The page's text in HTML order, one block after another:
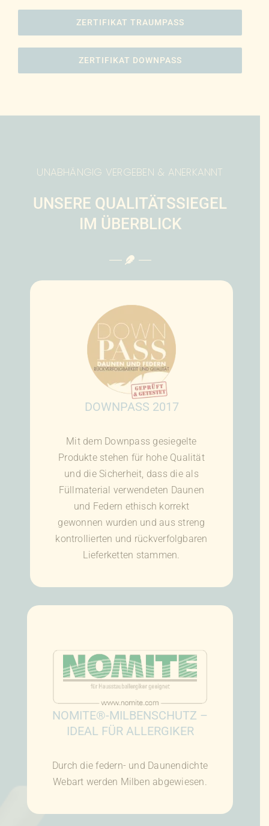
ZERTIFIKAT TRAUMPASS
ZERTIFIKAT DOWNPASS
UNABHÄNGIG VERGEBEN & ANERKANNT
UNSERE QUALITÄTSSIEGEL
IM ÜBERBLICK
DOWNPASS 2017
Mit dem Downpass gesiegelte
Produkte stehen für hohe Qualität
und die Sicherheit, dass die als
Füllmaterial verwendeten Daunen
und Federn ethisch korrekt
gewonnen wurden und aus streng
kontrollierten und rückverfolgbaren
Lieferketten stammen.
NOMITE®-MILBENSCHUTZ –
IDEAL FÜR ALLERGIKER
Durch die federn- und Daunendichte
Webart werden Milben abgewiesen.